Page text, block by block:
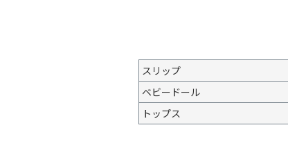
スリップ
ベビードール
トップス